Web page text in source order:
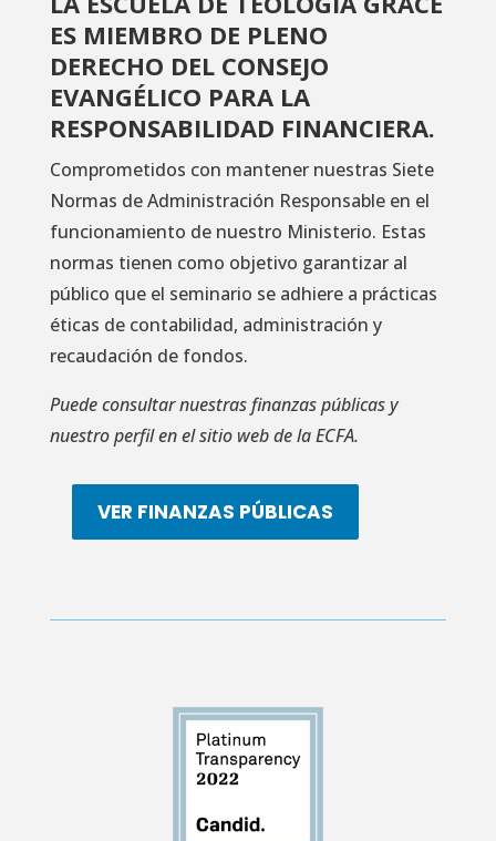
ES MIEMBRO DE PLENO
DERECHO DEL CONSEJO
EVANGÉLICO PARA LA
RESPONSABILIDAD FINANCIERA.
Comprometidos con mantener nuestras Siete
Normas de Administración Responsable en el
funcionamiento de nuestro Ministerio. Estas
normas tienen como objetivo garantizar al
público que el seminario se adhiere a prácticas
éticas de contabilidad, administración y
recaudación de fondos.
Puede consultar nuestras finanzas públicas y
nuestro perfil en el sitio web de la ECFA.
VER FINANZAS PÚBLICAS